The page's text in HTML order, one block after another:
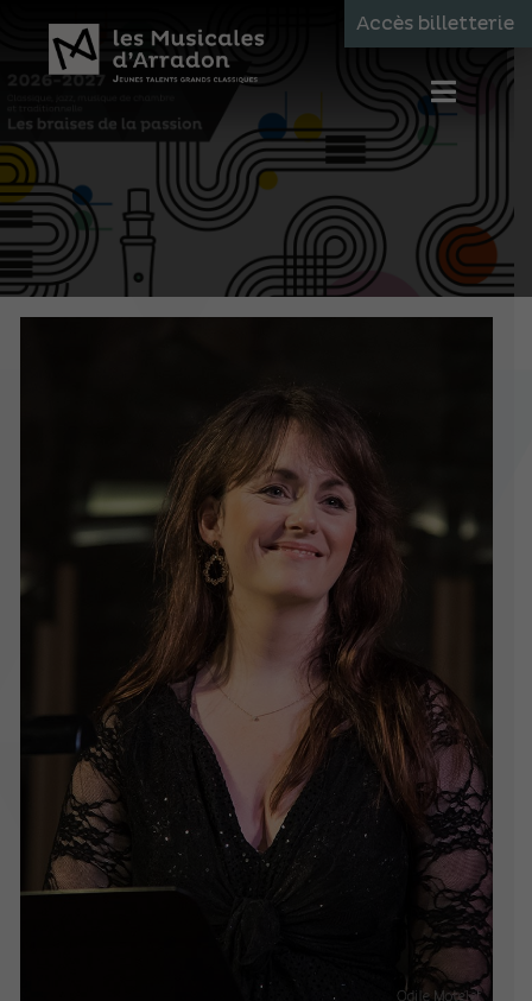
Accès billetterie